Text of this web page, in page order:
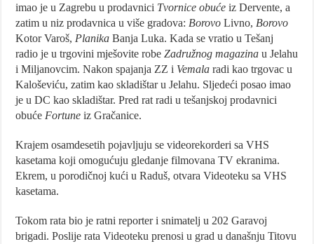
imao je u Zagrebu u prodavnici Tvornice obuće iz Dervente, a
zatim u niz prodavnica u više gradova: BorovoLivno, Borovo
Kotor Varoš, Planika Banja Luka. Kada se vratio u Tešanj
radio je u trgovini mješovite robeZadružnog magazina u Jelahu
i Miljanovcim. Nakon spajanja ZZ i Vemalaradi kao trgovac u
Kaloševiću, zatim kao skladištar u Jelahu. Sljedeći posao imao
je u DC kao skladištar. Pred rat radi u tešanjskoj prodavnici
obuće Fortune iz Gračanice.
Krajem osamdesetih pojavljuju se videorekorderi sa VHS
kasetama koji omogućuju gledanje filmovana TV ekranima.
Ekrem, u porodičnoj kući u Raduš, otvara Videoteku sa VHS
kasetama.
Tokom rata bio je ratni reporter i snimatelj u 202 Garavoj
brigadi. Poslije rata Videoteku prenosi u grad u današnju Titovu